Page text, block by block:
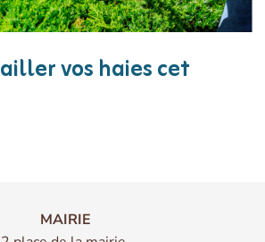
vos haies cet
MAIRIE